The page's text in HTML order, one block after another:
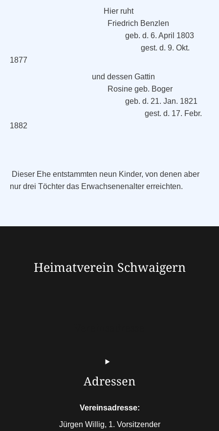
Hier ruht
Friedrich Benzlen
geb. d. 6. April 1803
gest. d. 9. Okt.
1877
und dessen Gattin
Rosine geb. Boger
geb. d. 21. Jan. 1821
gest. d. 17. Febr.
1882
Dieser Ehe entstammten neun Kinder, von denen aber
nur drei Töchter das Erwachsenenalter erreichten.
Heimatverein Schwaigern
Adressen
Vereinsadresse:
Jürgen Willig, 1. Vorsitzender